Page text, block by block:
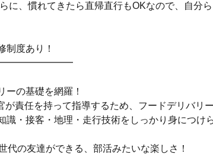
に、慣れてきたら直帰直行もOKなので、自分
制度あり！
ーの基礎を網羅！
が責任を持って指導するため、フードデリバリ
識・接客・地理・走行技術をしっかり身につけ
代の友達ができる、部活みたいな楽しさ！